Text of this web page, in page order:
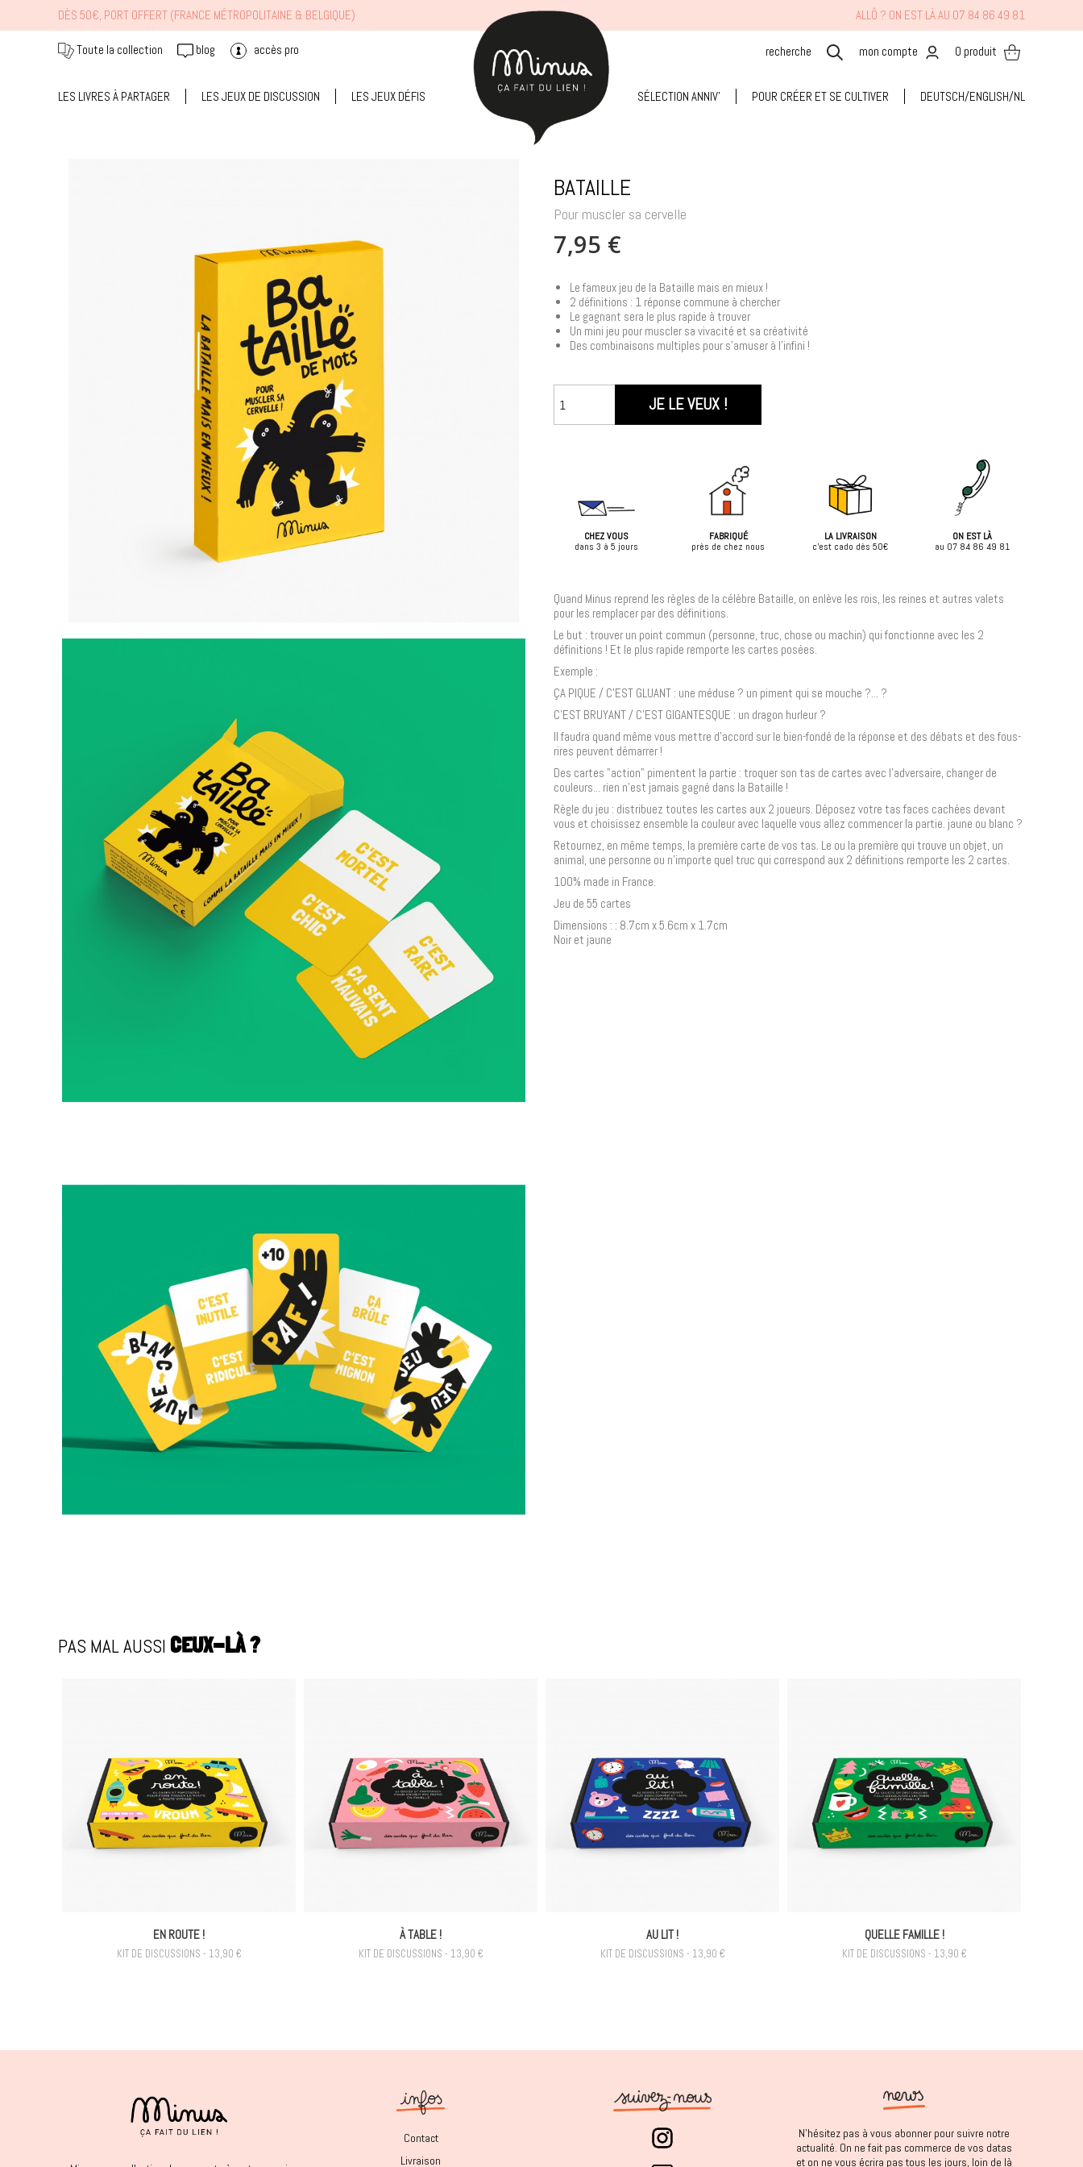
DÈS 50€, PORT OFFERT (FRANCE MÉTROPOLITAINE & BELGIQUE) ALLÔ ? ON EST LÀ AU 07 84 86 49 81
Toute la collection blog accès pro mon compte 0 produit
LES LIVRES À PARTAGER LES JEUX DE DISCUSSION LES JEUX DÉFIS DEUTSCH/ENGLISH/NL
POUR CRÉER ET SE CULTIVER
SÉLECTION ANNIV'
BATAILLE
Pour muscler sa cervelle
7,95 €
Le fameux jeu de la Bataille mais en mieux !
2 définitions : 1 réponse commune à chercher
Le gagnant sera le plus rapide à trouver
Un mini jeu pour muscler sa vivacité et sa créativité
Des combinaisons multiples pour s'amuser à l'infini !
JE LE VEUX !
CHEZ VOUS
dans 3 à 5 jours
FABRIQUÉ
près de chez nous
LA LIVRAISON
c'est cado dès 50€
ON EST LÀ
au 07 84 86 49 81
Quand Minus reprend les règles de la célèbre Bataille, on enlève les rois, les reines et autres valets
pour les remplacer par des définitions.
Le but : trouver un point commun (personne, truc, chose ou machin) qui fonctionne avec les 2
définitions ! Et le plus rapide remporte les cartes posées.
Exemple :
ÇA PIQUE / C'EST GLUANT : une méduse ? un piment qui se mouche ?... ?
C'EST BRUYANT / C'EST GIGANTESQUE : un dragon hurleur ?
Il faudra quand même vous mettre d'accord sur le bien-fondé de la réponse et des débats et des fous-
rires peuvent démarrer !
Des cartes "action" pimentent la partie : troquer son tas de cartes avec l'adversaire, changer de
couleurs... rien n'est jamais gagné dans la Bataille !
Règle du jeu : distribuez toutes les cartes aux 2 joueurs. Déposez votre tas faces cachées devant
vous et choisissez ensemble la couleur avec laquelle vous allez commencer la partie. jaune ou blanc ?
Retournez, en même temps, la première carte de vos tas. Le ou la première qui trouve un objet, un
animal, une personne ou n'importe quel truc qui correspond aux 2 définitions remporte les 2 cartes.
100% made in France.
Jeu de 55 cartes
Dimensions : : 8.7cm x 5.6cm x 1.7cm
Noir et jaune
PAS MAL AUSSI CEUX-LÀ ?
EN ROUTE !
KIT DE DISCUSSIONS - 13,90 €
À TABLE !
KIT DE DISCUSSIONS - 13,90 €
AU LIT !
KIT DE DISCUSSIONS - 13,90 €
QUELLE FAMILLE !
KIT DE DISCUSSIONS - 13,90 €
Contact
Livraison
N'hésitez pas à vous abonner pour suivre notre
actualité. On ne fait pas commerce de vos datas
et on ne vous écrira pas tous les jours, loin de là